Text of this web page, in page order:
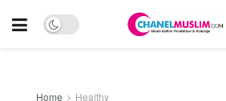
Home Healthy